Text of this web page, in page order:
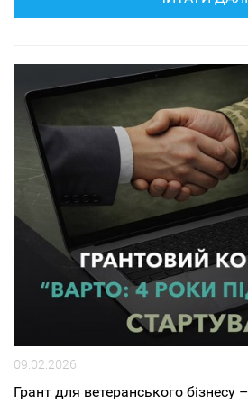
09.02.2026
Грант для ветеранського бізнесу